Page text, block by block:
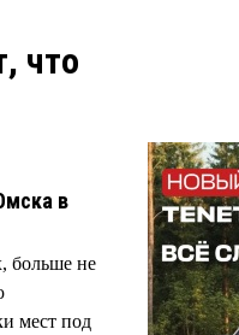
что
в
больше не
мест под